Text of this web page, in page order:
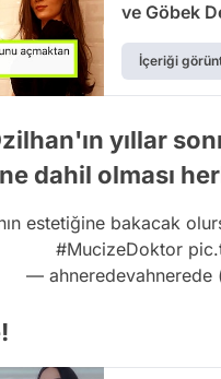
ve Göbek
Dedirtti!
İçeriği
yıllar
dahil olması
estetiğine bakacak
#MucizeDoktor
— ahneredevahnerede